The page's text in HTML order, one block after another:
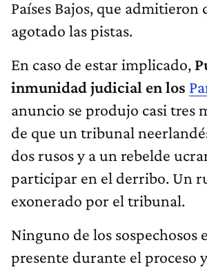
Países Bajos, que admitieron
agotado las pistas.
En caso de estar implicado,
inmunidad judicial en los
anuncio se produjo casi tres
de que un tribunal
dos rusos y a un rebelde
participar en el derribo. Un
exonerado por el tribunal.
Ninguno de los sospechosos
presente durante el proceso